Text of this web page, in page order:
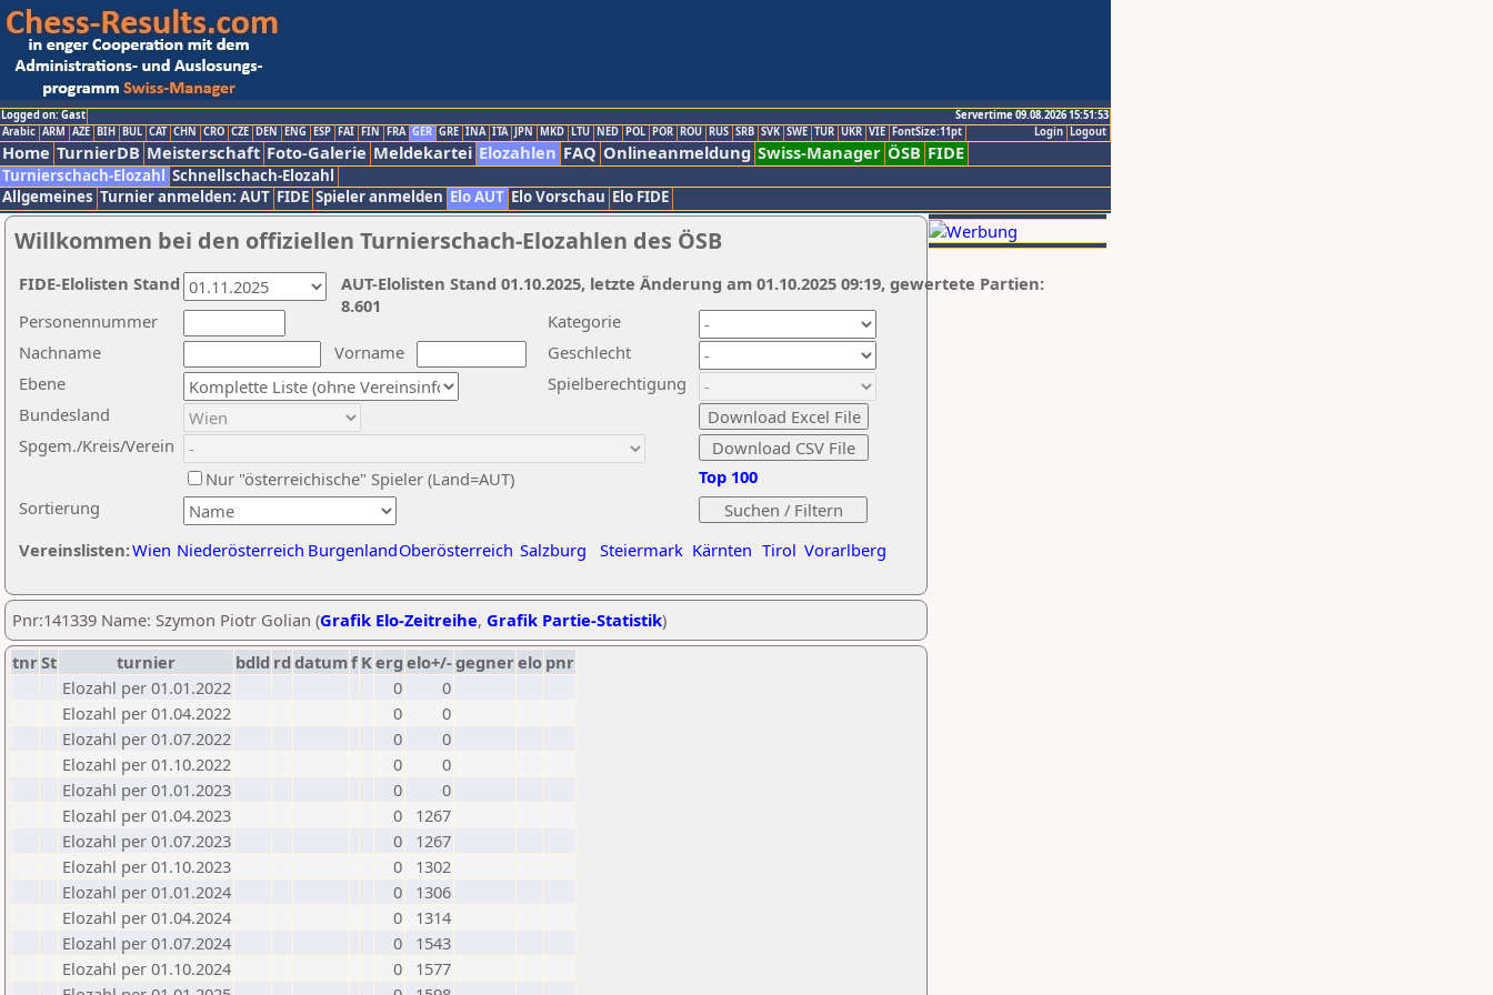
Logged on: Gast
Servertime 09.08.2026 15:51:53
Logout
Login
Arabic ARM AZE BIH BUL CAT CHN CRO CZE DEN ENG ESP FAI FIN FRA GER GRE INA ITA JPN MKD LTU NED POL POR ROU RUS SRB SVK SWE TUR UKR VIE FontSize:11pt
Home TurnierDB Meisterschaft Foto-Galerie Meldekartei Elozahlen FAQ Onlineanmeldung Swiss-Manager ÖSB FIDE
Turnierschach-Elozahl Schnellschach-Elozahl
Allgemeines Turnier anmelden: AUT FIDE Spieler anmelden Elo AUT Elo Vorschau Elo FIDE
Willkommen bei den offiziellen Turnierschach-Elozahlen des ÖSB
Nachname
Vorname
Ebene
Kategorie
Sortierung
Personennummer
Bundesland
Spgem./Kreis/Verein
Geschlecht
Nur "österreichische" Spieler (Land=AUT)
Spielberechtigung
Vereinslisten:Wien Niederösterreich BurgenlandOberösterreich Salzburg Steiermark Kärnten Tirol Vorarlberg
Top 100
AUT-Elolisten Stand 01.10.2025, letzte Änderung am 01.10.2025 09:19, gewertete Partien:
8.601
FIDE-Elolisten Stand
Pnr:141339 Name: Szymon Piotr Golian (Grafik Elo-Zeitreihe, Grafik Partie-Statistik)
tnrSt turnier bdld rd datumf Kerg elo+/-gegnerelo pnr
Elozahl per 01.01.2022
0
0
Elozahl per 01.04.2022
0
0
Elozahl per 01.07.2022
0
0
Elozahl per 01.10.2022
0
0
Elozahl per 01.01.2023
0
0
Elozahl per 01.04.2023
0
1267
Elozahl per 01.07.2023
0
1267
Elozahl per 01.10.2023
0
1302
Elozahl per 01.01.2024
0
1306
Elozahl per 01.04.2024
0
1314
Elozahl per 01.07.2024
0
1543
Elozahl per 01.10.2024
0
1577